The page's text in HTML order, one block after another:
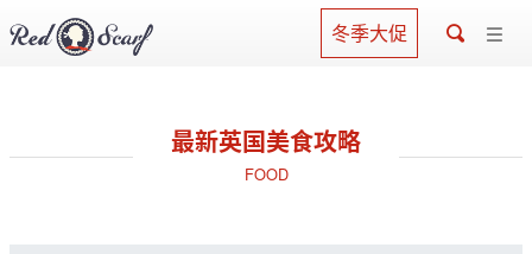
冬季大促
最新英国美食攻略
FOOD